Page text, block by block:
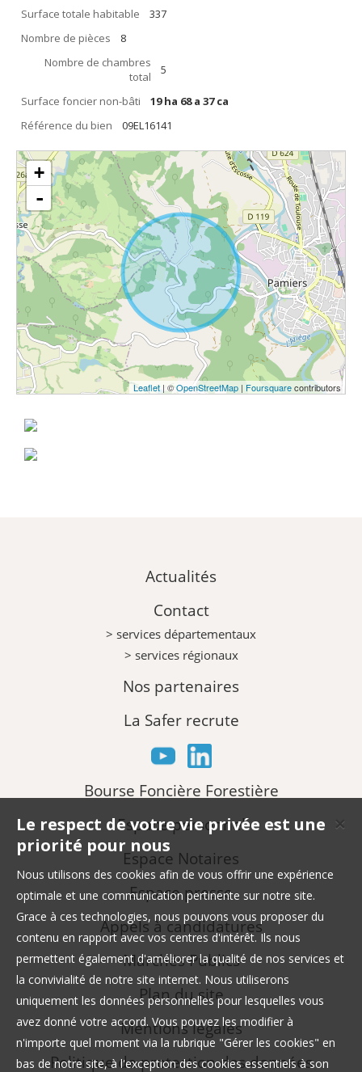
Surface totale habitable
337
Nombre de pièces
8
Nombre de chambres
total
5
Surface foncier non-bâti
19 ha 68 a 37 ca
Référence du bien
09EL16141
+
-
Leaflet | ©OpenStreetMap | Foursquarecontributors
Actualités
Contact
> services départementaux
> services régionaux
Nos partenaires
La Safer recrute
Bourse Foncière Forestière
Espace personnel
Espace Notaires
Espace presse
Appels à candidatures
Marchés Publics
Plan du site
Mentions légales
Politique de protection des données
✕
Le respect de votre vie privée est une
priorité pour nous
Nous utilisons des cookies afin de vous offrir une expérience
optimale et une communication pertinente sur notre site.
Grace à ces technologies, nous pouvons vous proposer du
contenu en rapport avec vos centres d'intérêt. Ils nous
permettent également d'améliorer la qualité de nos services et
la convivialité de notre site internet. Nous utiliserons
uniquement les données personnelles pour lesquelles vous
avez donné votre accord. Vous pouvez les modifier à
n'importe quel moment via la rubrique "Gérer les cookies" en
bas de notre site, à l'exception des cookies essentiels à son